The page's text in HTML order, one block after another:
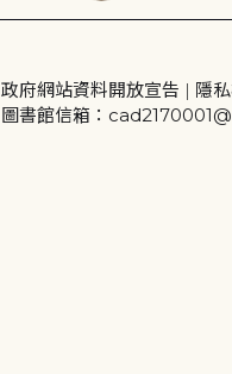
政府網站資料開放宣告 | 隱
圖書館信箱：